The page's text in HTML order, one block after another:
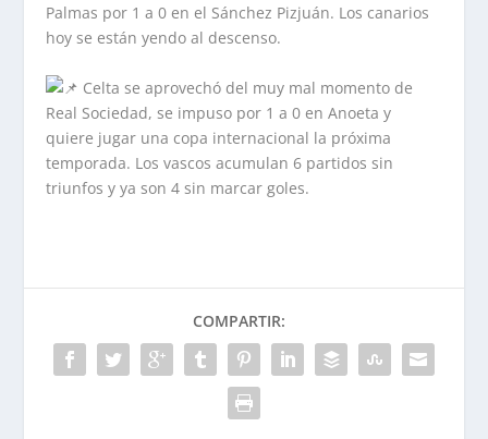
Palmas por 1 a 0 en el Sánchez Pizjuán. Los canarios
hoy se están yendo al descenso.
Celta se aprovechó del muy mal momento de
Real Sociedad, se impuso por 1 a 0 en Anoeta y
quiere jugar una copa internacional la próxima
temporada. Los vascos acumulan 6 partidos sin
triunfos y ya son 4 sin marcar goles.
COMPARTIR: